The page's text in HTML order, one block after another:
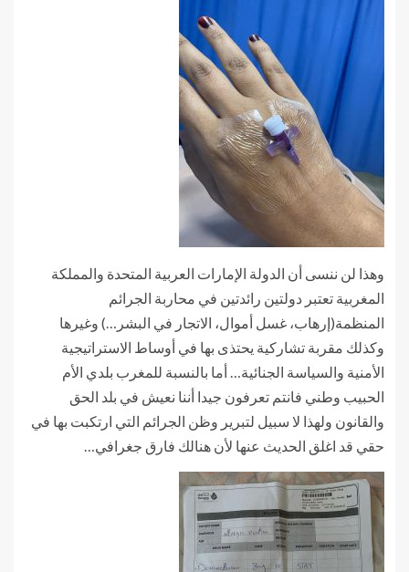
وهذا لن ننسى أن الدولة الإمارات العربية المتحدة والمملكة
المغربية تعتبر دولتين رائدتين في محاربة الجرائم
المنظمة(إرهاب، غسل أموال، الاتجار في البشر…) وغيرها
وكذلك مقربة تشاركية يحتذى بها في أوساط الاستراتيجية
الأمنية والسياسة الجنائية… أما بالنسبة للمغرب بلدي الأم
الحبيب وطني فانتم تعرفون جيدا أننا نعيش في بلد الحق
والقانون ولهذا لا سبيل لتبرير وظن الجرائم التي ارتكبت بها في
حقي قد اغلق الحديث عنها لأن هنالك فارق جغرافي…